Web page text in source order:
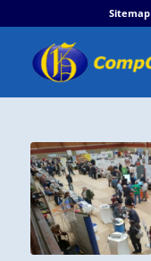
Sitemap